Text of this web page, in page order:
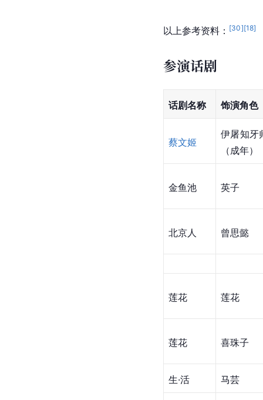
以上参考资料： [30][18]
参演话剧
话剧名称 饰演角色
蔡文姬
伊屠知牙
（成年）
金鱼池 英子
北京人 曾思懿
莲花 莲花
莲花 喜珠子
生·活 马芸